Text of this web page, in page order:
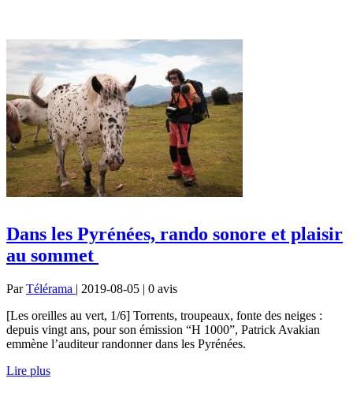
Dans les Pyrénées, rando sonore et plaisir
au sommet
ParTélérama | 2019-08-05 | 0 avis
[Les oreilles au vert, 1/6] Torrents, troupeaux, fonte des neiges :
depuis vingt ans, pour son émission “H 1000”, Patrick Avakian
emmène l’auditeur randonner dans les Pyrénées.
Lire plus